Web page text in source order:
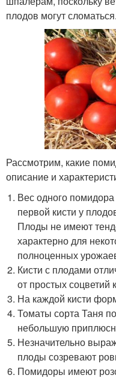
плодов могут сломаться.
Рассмотрим, какие
описание и
Вес одного
первой кисти у
Плоды не имеют
характерно для
полноценных
Кисти с плодами
от простых
На каждой кисти
Томаты сорта Таня
небольшую
Незначительно
плоды созревают
Помидоры имеют